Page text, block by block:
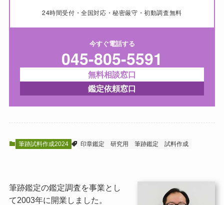
24時間受付・全国対応・秘密厳守・初動調査無料
今すぐ電話する
045-805-5591
無料相談窓口
鑑定依頼窓口
筆跡試料作成2024 印章鑑定 研究用 筆跡鑑定 試料作成
筆跡鑑定の鑑定調査を事業とし
て2003年に開業しました。